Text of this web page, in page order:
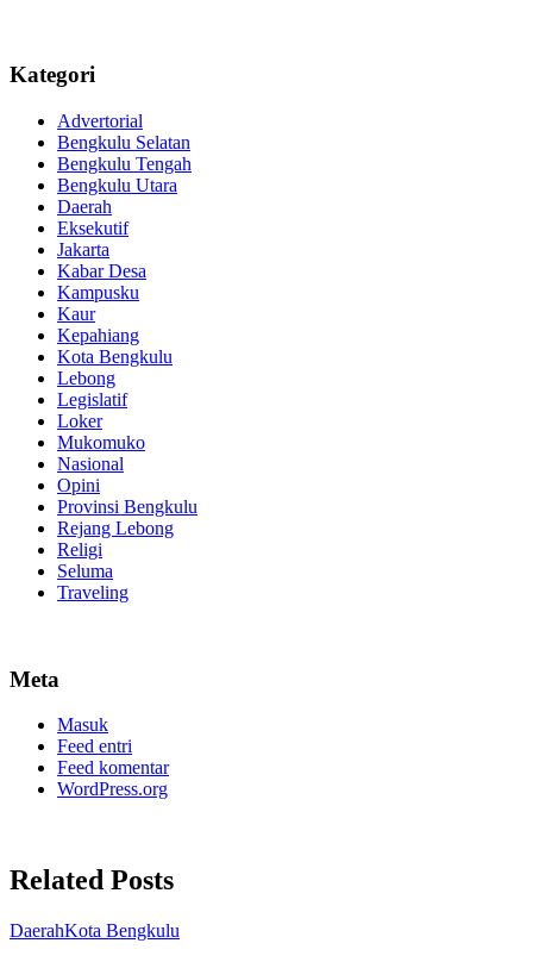
Kategori
Advertorial
Bengkulu Selatan
Bengkulu Tengah
Bengkulu Utara
Daerah
Eksekutif
Jakarta
Kabar Desa
Kampusku
Kaur
Kepahiang
Kota Bengkulu
Lebong
Legislatif
Loker
Mukomuko
Nasional
Opini
Provinsi Bengkulu
Rejang Lebong
Religi
Seluma
Traveling
Meta
Masuk
Feed entri
Feed komentar
WordPress.org
Related Posts
DaerahKota Bengkulu